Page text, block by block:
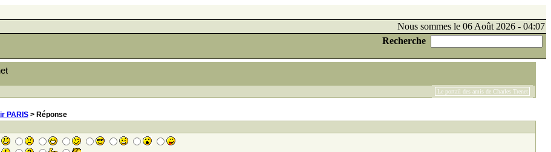
Nous sommes le 06 Août 2026 - 04:07
Recherche
Le portail des amis de Charles Trenet
PARIS> Réponse